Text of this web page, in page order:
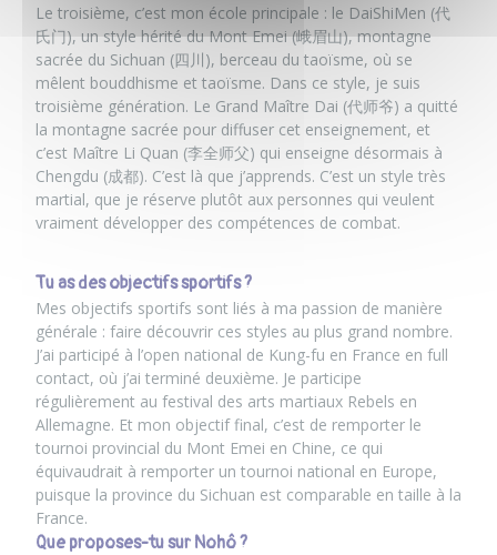
Le troisième, c’est mon école principale : le DaiShiMen (代
氏门), un style hérité du Mont Emei (峨眉山), montagne
sacrée du Sichuan (四川), berceau du taoïsme, où se
mêlent bouddhisme et taoïsme. Dans ce style, je suis
troisième génération. Le Grand Maître Dai (代师爷) a quitté
la montagne sacrée pour diffuser cet enseignement, et
c’est Maître Li Quan (李全师父) qui enseigne désormais à
Chengdu (成都). C’est là que j’apprends. C’est un style très
martial, que je réserve plutôt aux personnes qui veulent
vraiment développer des compétences de combat.
Tu as des objectifs sportifs ?
Mes objectifs sportifs sont liés à ma passion de manière
générale : faire découvrir ces styles au plus grand nombre.
J’ai participé à l’open national de Kung-fu en France en full
contact, où j’ai terminé deuxième. Je participe
régulièrement au festival des arts martiaux Rebels en
Allemagne. Et mon objectif final, c’est de remporter le
tournoi provincial du Mont Emei en Chine, ce qui
équivaudrait à remporter un tournoi national en Europe,
puisque la province du Sichuan est comparable en taille à la
France.
Que proposes-tu sur Nohô ?